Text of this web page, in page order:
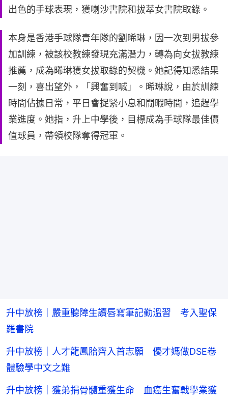
出色的手球表現，獲喇沙書院和拔萃女書院取錄。
本身是香港手球隊青年隊的劉晞琳，因一次到男拔參
加訓練，被該校教練發現充滿潛力，轉為向女拔教練
推薦，成為晞琳獲女拔取錄的契機。她記得知悉結果
一刻，喜出望外，「興奮到喊」。晞琳說，由於訓練
時間佔據日常，平日會捉緊小息和閒暇時間，追趕學
業進度。她指，升上中學後，目標成為手球隊最佳價
值球員，帶領校隊奪得冠軍。
升中放榜｜嚴重聽障生讀唇寫筆記勤溫習 考入聖保
羅書院
升中放榜｜人才龍鳳胎齊入首志願 優才媽做DSE卷
體驗學中文之難
升中放榜｜獲弟捐骨髓重獲生命 血癌生奮戰學業獲